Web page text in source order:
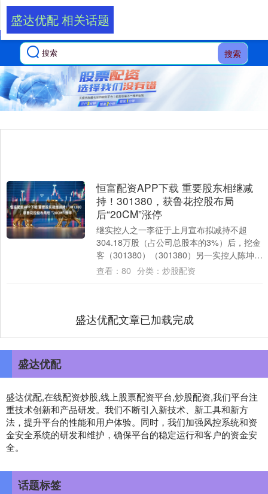
搜索
盛达优配 相关话题
恒富配资APP下载 重要股东相继减
持！301380，获鲁花控股布局
后“20CM”涨停
继实控人之一李征于上月宣布拟减持不超
304.18万股（占公司总股本的3%）后，挖金
客（301380）（301380）另一实控人陈坤亦
宣布减持计划。根据公告，陈坤....
查看： 80 分类： 炒股配资
盛达优配文章已加载完成
盛达优配
盛达优配,在线配资炒股,线上股票配资平台,炒股配资,我们平台注
重技术创新和产品研发。我们不断引入新技术、新工具和新方
法，提升平台的性能和用户体验。同时，我们加强风控系统和资
金安全系统的研发和维护，确保平台的稳定运行和客户的资金安
全。
话题标签